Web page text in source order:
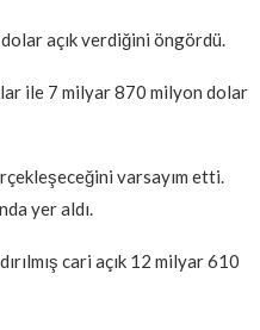
açık verdiğini öngördü.
ile 7 milyar 870 milyon dolar
varsayım etti.
yer aldı.
cari açık 12 milyar 610